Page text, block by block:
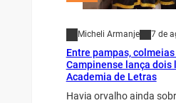
Micheli Armanje 7 de
Entre pampas,
Campinense lança dois
Academia de Letras
Havia orvalho ainda